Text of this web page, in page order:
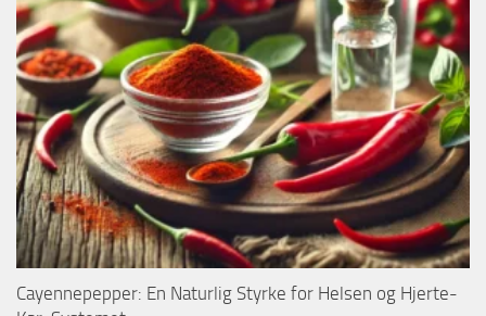
Cayennepepper: En Naturlig Styrke for Helsen og Hjerte-